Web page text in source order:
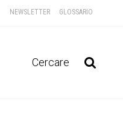
NEWSLETTER GLOSSARIO
Cercare